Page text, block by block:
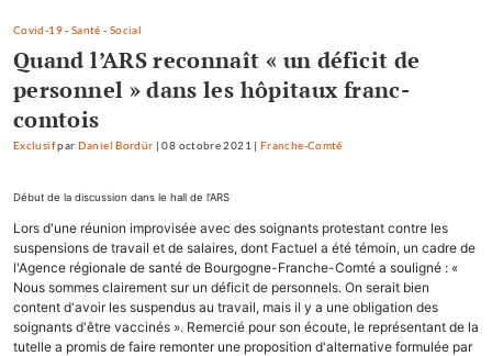
Covid-19- Santé - Social
Quand l’ARS reconnaît « un déficit de
personnel » dans les hôpitaux franc-
comtois
Exclusifpar Daniel Bordür |08 octobre 2021 | Franche-Comté
Début de la discussion dans le hall de l'ARS
Lors d'une réunion improvisée avec des soignants protestant contre les
suspensions de travail et de salaires, dont Factuel a été témoin, un cadre de
l'Agence régionale de santé de Bourgogne-Franche-Comté a souligné : «
Nous sommes clairement sur un déficit de personnels. On serait bien
content d'avoir les suspendus au travail, mais il y a une obligation des
soignants d'être vaccinés ». Remercié pour son écoute, le représentant de la
tutelle a promis de faire remonter une proposition d'alternative formulée par